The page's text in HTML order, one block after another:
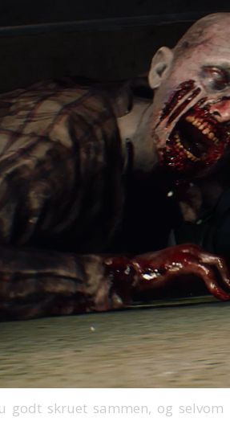
godt skruet sammen, og selvom